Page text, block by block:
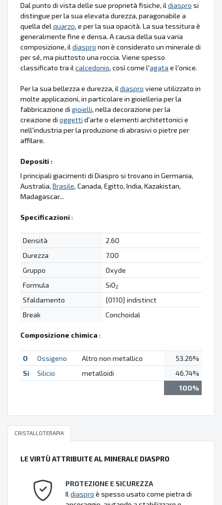
Dal punto di vista delle sue proprietà fisiche, il diaspro si
distingue per la sua elevata durezza, paragonabile a
quella del quarzo, e per la sua opacità. La sua tessitura è
generalmente fine e densa. A causa della sua varia
composizione, il diaspro non è considerato un minerale di
per sé, ma piuttosto una roccia. Viene spesso
classificato tra il calcedonio, così come l'agata e l'onice.
Per la sua bellezza e durezza, il diaspro viene utilizzato in
molte applicazioni, in particolare in gioielleria per la
fabbricazione di gioielli, nella decorazione per la
creazione di oggetti d'arte o elementi architettonici e
nell'industria per la produzione di abrasivi o pietre per
affilare.
Depositi :
I principali giacimenti di Diaspro si trovano in Germania,
Australia, Brasile, Canada, Egitto, India, Kazakistan,
Madagascar...
Specificazioni:
Densità
2.60
Durezza
7.00
Gruppo
Oxyde
Formula
SiO2
Sfaldamento
{0110} indistinct
Break
Conchoidal
Composizione chimica :
O Ossigeno Altro non metallico
53.26%
Si
Silicio metalloidi
46.74%
100%
CRISTALLOTERAPIA
LE VIRTÙ ATTRIBUITE AL MINERALE DIASPRO
PROTEZIONE E SICUREZZA
Il diaspro è spesso usato come pietra di